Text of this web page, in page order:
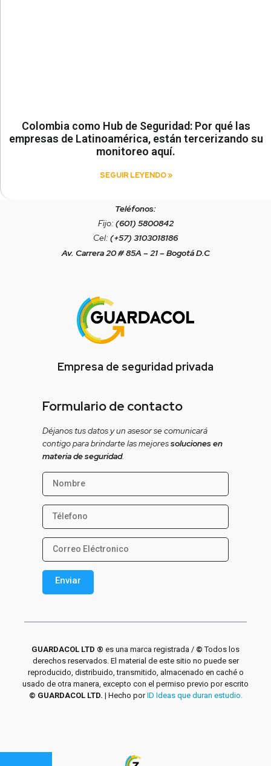
Colombia como Hub de Seguridad: Por qué las
empresas de Latinoamérica, están tercerizando su
monitoreo aquí.
SEGUIR LEYENDO »
Teléfonos:
Fijo: (601) 5800842
Cel: (+57) 3103018186
Av. Carrera 20 # 85A – 21 – Bogotá D.C
Empresa de seguridad privada
Formulario de contacto
Déjanos tus datos y un asesor se comunicará
contigo para brindarte las mejoressoluciones en
materia de seguridad.
Enviar
GUARDACOL LTD ® es una marca registrada / © Todos los
derechos reservados. El material de este sitio no puede ser
reproducido, distribuido, transmitido, almacenado en caché o
usado de otra manera, excepto con el permiso previo por escrito
© GUARDACOL LTD. | Hecho porID Ideas que duran estudio.